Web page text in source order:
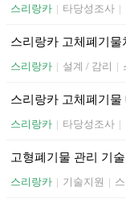
스리랑카 | 타당성조사 |
스리랑카 고체폐기
스리랑카 | 설계 / 감리 |
스리랑카 고체폐기
스리랑카 | 타당성조사 |
고형폐기물 관리 기
스리랑카 | 기술지원 |